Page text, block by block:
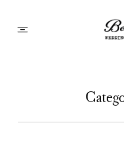
Portfolio